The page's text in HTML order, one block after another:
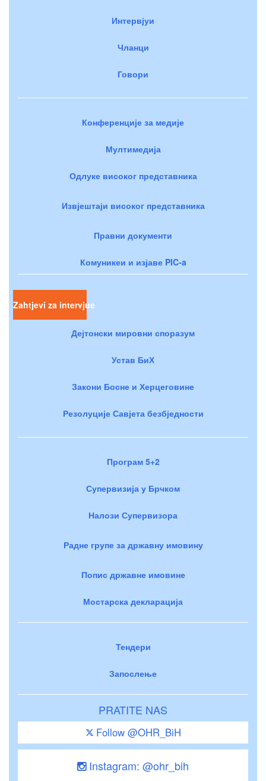
Интервјуи
Чланци
Говори
Конференције за медије
Мултимедија
Одлуке високог представника
Извјештаји високог представника
Правни документи
Комуникеи и изјаве PIC-a
Zahtjevi za intervjue
Дејтонски мировни споразум
Устав БиХ
Закони Босне и Херцеговине
Резолуције Савјета безбједности
Програм 5+2
Супервизија у Брчком
Налози Супервизора
Радне групе за државну имовину
Попис државне имовине
Мостарска декларација
Тендери
Запослење
PRATITE NAS
Follow @OHR_BiH
Instagram: @ohr_bih